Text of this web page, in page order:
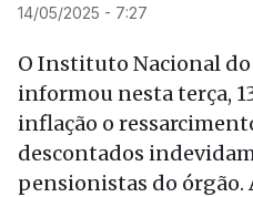
14/05/2025 - 7:27
O Instituto Nacional do
informou nesta terça,
inflação o
descontados
pensionistas do